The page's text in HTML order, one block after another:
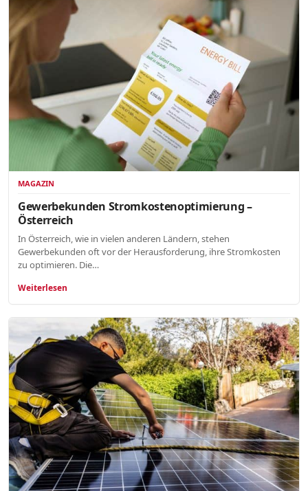
MAGAZIN
Gewerbekunden Stromkostenoptimierung –
Österreich
In Österreich, wie in vielen anderen Ländern, stehen
Gewerbekunden oft vor der Herausforderung, ihre Stromkosten
zu optimieren. Die…
Weiterlesen